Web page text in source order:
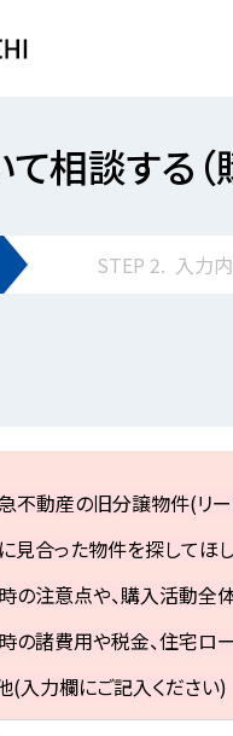
相談する（
STEP 2. 入力
不動産の旧分譲物件(リ
見合った物件を探してほ
の注意点や、購入活動全
の諸費用や税金、住宅ロ
(入力欄にご記入ください)